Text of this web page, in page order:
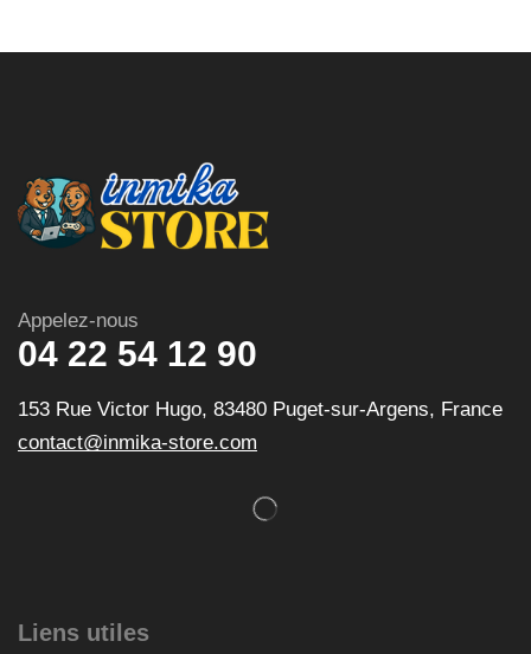
Appelez-nous
04 22 54 12 90
153 Rue Victor Hugo, 83480 Puget-sur-Argens, France
contact@inmika-store.com
Liens utiles